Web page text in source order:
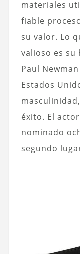
materiales
fiable
su valor. Lo
valioso es
Paul
Estados
éxito. El
nominado
segundo